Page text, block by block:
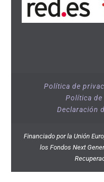
Política de
Política de
Declaración
Financiado por la Unión
los Fondos Next